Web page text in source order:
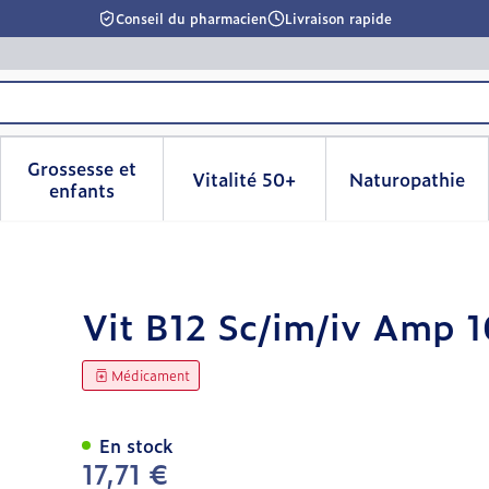
Conseil du pharmacien Livraison rapide
Beauté, soins et hygiène
sous-menu pour la catégorie Régime, alimentation &
Grossesse et
enfantsAfficher le sous-menu pour la catégorie
Vitalité 50+Afficher le sous-menu pour
Naturopathie
Afficher
1mg/1ml
Vit B12 Sc/im/iv Amp
Médicament
17,71 €
En stock